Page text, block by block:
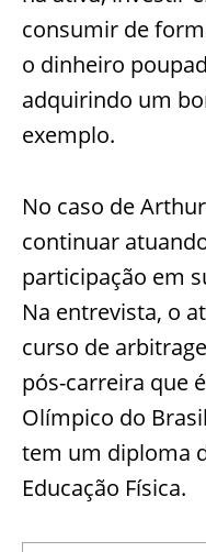
consumir de
o dinheiro
adquirindo um
exemplo.
No caso de
continuar
participação em
Na entrevista, o
curso de
pós-carreira que
Olímpico do
tem um diploma
Educação Física.